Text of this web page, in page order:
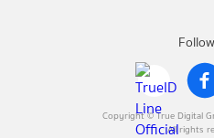
Copyright © True Digital
All rights